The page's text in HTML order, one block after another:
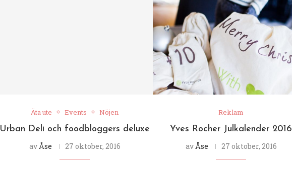
Äta ute Events Nöjen
Urban Deli och foodbloggers deluxe
av Åse 27 oktober, 2016
Reklam
Yves Rocher Julkalender 2016
av Åse 27 oktober, 2016